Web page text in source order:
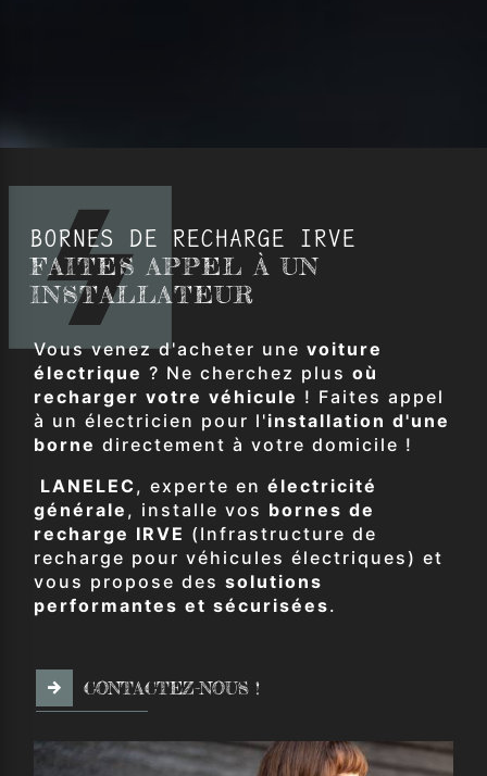
BORNES DE RECHARGE IRVE
FAITES APPEL À UN
INSTALLATEUR
Vous venez d'acheter une voiture
électrique ? Ne cherchez plus où
recharger votre véhicule ! Faites appel
à un électricien pour l'installation d'une
borne directement à votre domicile !
LANELEC, experte en électricité
générale , installe vos bornes de
recharge IRVE (Infrastructure de
recharge pour véhicules électriques) et
vous propose des solutions
performantes et sécurisées.
CONTACTEZ-NOUS !